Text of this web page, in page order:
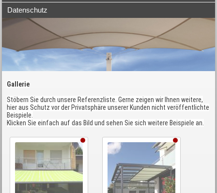
Datenschutz
Gallerie
Stöbern Sie durch unsere Referenzliste. Gerne zeigen wir Ihnen weitere,
hier aus Schutz vor der Privatsphäre unserer Kunden nicht veröffentlichte
Beispiele.
Klicken Sie einfach auf das Bild und sehen Sie sich weitere Beispiele an.